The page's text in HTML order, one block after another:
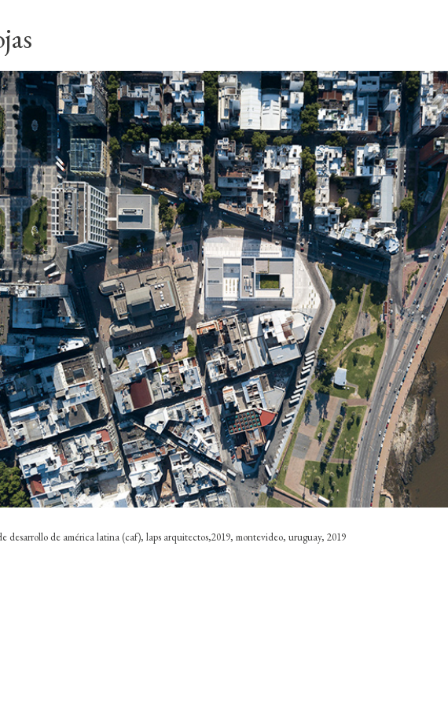
desarrollo de américa latina (caf), laps arquitectos,2019, montevideo, uruguay, 2019